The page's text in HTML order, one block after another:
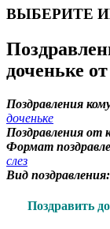
ВЫБЕРИТЕ
доченьке
Поздравления
доченьке
Поздравления от
Формат
слез
Вид поздравления:
Поздравить